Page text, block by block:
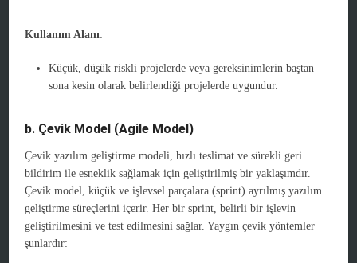
Kullanım Alanı:
Küçük, düşük riskli projelerde veya gereksinimlerin baştan
sona kesin olarak belirlendiği projelerde uygundur.
b. Çevik Model (Agile Model)
Çevik yazılım geliştirme modeli, hızlı teslimat ve sürekli geri
bildirim ile esneklik sağlamak için geliştirilmiş bir yaklaşımdır.
Çevik model, küçük ve işlevsel parçalara (sprint) ayrılmış yazılım
geliştirme süreçlerini içerir. Her bir sprint, belirli bir işlevin
geliştirilmesini ve test edilmesini sağlar. Yaygın çevik yöntemler
şunlardır: